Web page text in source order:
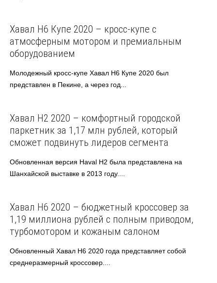
Haval
Хавал Н6 Купе 2020 – кросс-купе с
атмосферным мотором и премиальным
оборудованием
Молодежный кросс-купе Хавал Н6 Купе 2020 был
представлен в Пекине, а через год...
Haval
Хавал Н2 2020 – комфортный городской
паркетник за 1,17 млн рублей, который
сможет подвинуть лидеров сегмента
Обновленная версия Haval H2 была представлена на
Шанхайской выставке в 2013 году....
Haval
Хавал Н6 2020 – бюджетный кроссовер за
1,19 миллиона рублей с полным приводом,
турбомотором и кожаным салоном
Обновленный Хавал Н6 2020 года представляет собой
среднеразмерный кроссовер....